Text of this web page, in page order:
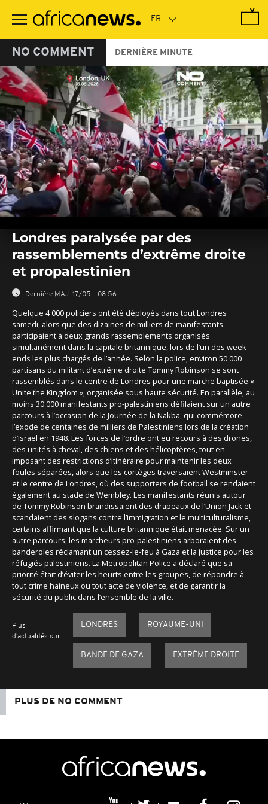
contenu
NO COMMENT DERNIÈRE MINUTE
seconds
seconds
Londres paralysée par des
rassemblements d’extrême droite
et propalestinien
Dernière MAJ: 17/05 - 08:56
Quelque 4 000 policiers ont été déployés dans tout Londres
samedi, alors que des dizaines de milliers de manifestants
participaient à deux grands rassemblements organisés
simultanément dans la capitale britannique, lors de l’un des week-
ends les plus chargés de l’année. Selon la police, environ 50 000
partisans du militant d’extrême droite Tommy Robinson se sont
rassemblés dans le centre de Londres pour une marche baptisée «
Unite the Kingdom », organisée sous haute sécurité. En parallèle, au
moins 30 000 manifestants pro-palestiniens défilaient sur un autre
parcours à l’occasion de la Journée de la Nakba, qui commémore
l’exode de centaines de milliers de Palestiniens lors de la création
d’Israël en 1948. Les forces de l’ordre ont eu recours à des drones,
des unités à cheval, des chiens et des hélicoptères, tout en
imposant des restrictions d’itinéraire pour maintenir les deux
foules séparées, alors que les cortèges traversaient Westminster
et le centre de Londres, où des supporters de football se rendaient
également au stade de Wembley. Les manifestants réunis autour
de Tommy Robinson brandissaient des drapeaux de l’Union Jack et
scandaient des slogans contre l’immigration et le multiculturalisme,
certains affirmant que la culture britannique était menacée. Sur un
autre parcours, les marcheurs pro-palestiniens arboraient des
banderoles réclamant un cessez-le-feu à Gaza et la justice pour les
réfugiés palestiniens. La Metropolitan Police a déclaré que sa
priorité était d’éviter les heurts entre les groupes, de répondre à
tout crime haineux ou tout acte de violence, et de garantir la
sécurité du public dans l’ensemble de la ville.
Plus
d'actualités sur
LONDRES ROYAUME-UNI
BANDE DE GAZA EXTRÊME DROITE
PLUS DE NO COMMENT